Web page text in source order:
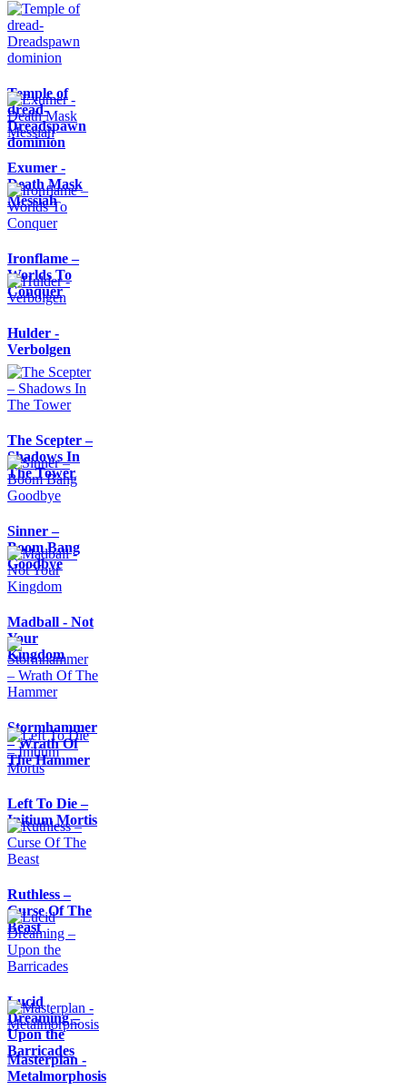
Temple of
dread-
Dreadspawn
dominion
Exumer -
Death Mask
Messiah
Ironflame –
Worlds To
Conquer
Hulder -
Verbolgen
The Scepter –
Shadows In
The Tower
Sinner –
Boom Bang
Goodbye
Madball - Not
Your
Kingdom
Stormhammer
– Wrath Of
The Hammer
Left To Die –
Initium Mortis
Ruthless –
Curse Of The
Beast
Lucid
Dreaming –
Upon the
Barricades
Masterplan -
Metalmorphosis